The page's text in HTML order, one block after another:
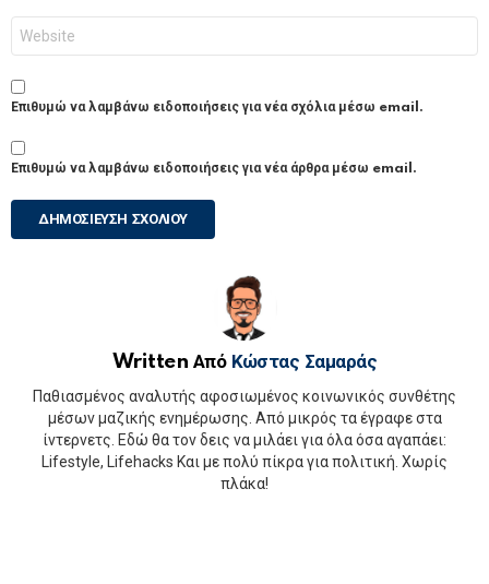
Επιθυμώ να λαμβάνω ειδοποιήσεις για νέα σχόλια μέσω email.
Επιθυμώ να λαμβάνω ειδοποιήσεις για νέα άρθρα μέσω email.
Written Από Κώστας Σαμαράς
Παθιασμένος αναλυτής αφοσιωμένος κοινωνικός συνθέτης
μέσων μαζικής ενημέρωσης. Από μικρός τα έγραφε στα
ίντερνετς. Εδώ θα τον δεις να μιλάει για όλα όσα αγαπάει:
Lifestyle, Lifehacks Και με πολύ πίκρα για πολιτική. Χωρίς
πλάκα!